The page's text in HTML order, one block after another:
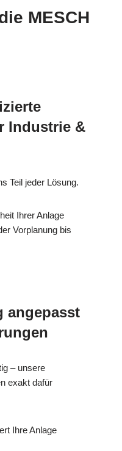
MESCH
Industrie &
Teil jeder Lösung.
Ihrer Anlage
Vorplanung bis
angepasst
– unsere
exakt dafür
Ihre Anlage